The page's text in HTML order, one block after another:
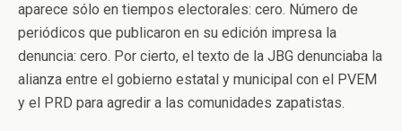
aparece sólo en tiempos electorales: cero. Número de
periódicos que publicaron en su edición impresa la
denuncia: cero. Por cierto, el texto de la JBG denunciaba la
alianza entre el gobierno estatal y municipal con el PVEM
y el PRD para agredir a las comunidades zapatistas.